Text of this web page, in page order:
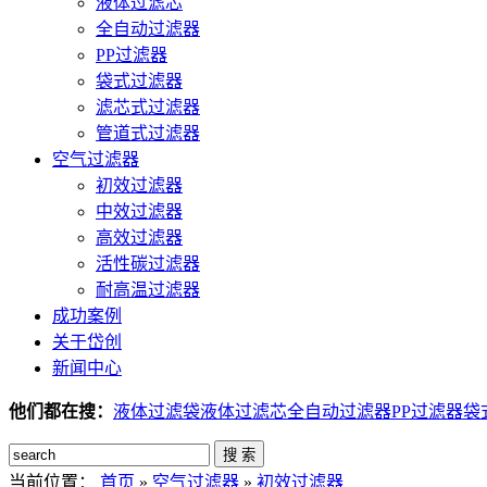
全自动过滤器
PP过滤器
袋式过滤器
滤芯式过滤器
管道式过滤器
空气过滤器
初效过滤器
中效过滤器
高效过滤器
活性碳过滤器
耐高温过滤器
成功案例
关于岱创
新闻中心
他们都在搜： 液体过滤袋液体过滤芯全自动过滤器PP过滤器袋
搜 索
当前位置： 首页 » 空气过滤器 » 初效过滤器